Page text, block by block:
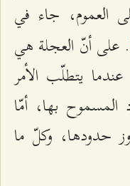
العموم، جاء في
. على أنّ العجلة هي
يتطلّب الأمر
بها، أمّا
حدودها، وكلّ ما